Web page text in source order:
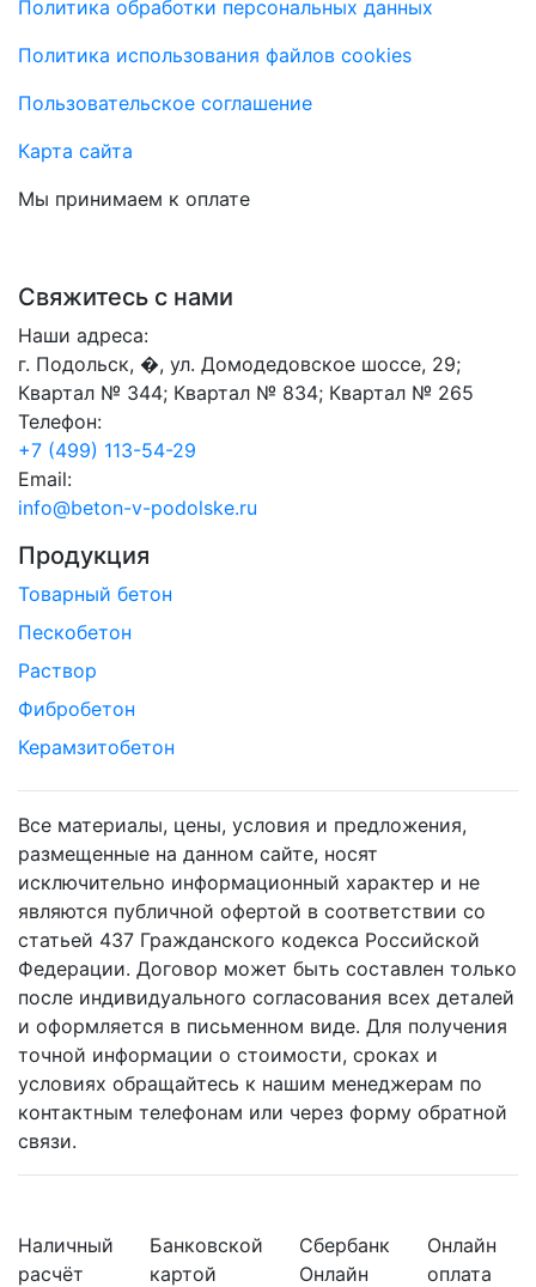
Политика обработки персональных данных
Политика использования файлов cookies
Пользовательское соглашение
Карта сайта
Мы принимаем к оплате
Свяжитесь с нами
Наши адреса:
г. Подольск, �, ул. Домодедовское шоссе, 29;
Квартал № 344; Квартал № 834; Квартал № 265
Телефон:
+7 (499) 113-54-29
Email:
info@beton-v-podolske.ru
Продукция
Товарный бетон
Пескобетон
Раствор
Фибробетон
Керамзитобетон
Все материалы, цены, условия и предложения,
размещенные на данном сайте, носят
исключительно информационный характер и не
являются публичной офертой в соответствии со
статьей 437 Гражданского кодекса Российской
Федерации. Договор может быть составлен только
после индивидуального согласования всех деталей
и оформляется в письменном виде. Для получения
точной информации о стоимости, сроках и
условиях обращайтесь к нашим менеджерам по
контактным телефонам или через форму обратной
связи.
Наличный
расчёт
Банковской
картой
Сбербанк
Онлайн
Онлайн
оплата